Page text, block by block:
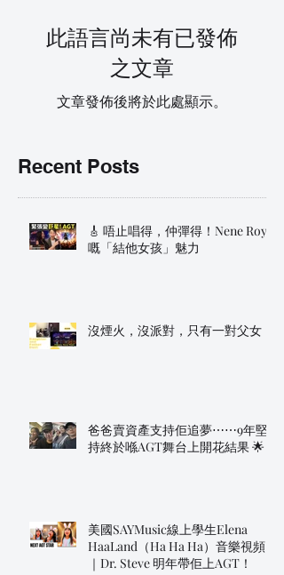
此語言尚未有已發佈
之文章
文章發佈後將於此處顯示。
Recent Posts
🎸 唔止唱得，仲彈得！Nene Royal
嘅「結他女孩」魅力
沒煙火，沒派對，只有一對父女
爸爸賣資產支持佢追夢⋯⋯9年堅
持終於喺AGT舞台上開花結果 🌟
美國SAYMusic線上學生Elena
HaaLand（Ha Ha Ha）音樂視頻
｜Dr. Steve 明年帶佢上AGT！